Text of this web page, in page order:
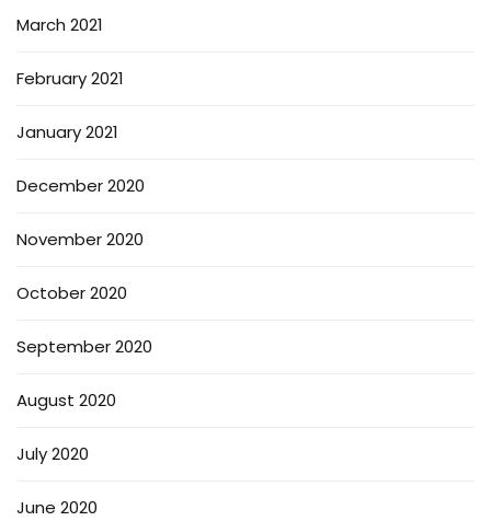
March 2021
February 2021
January 2021
December 2020
November 2020
October 2020
September 2020
August 2020
July 2020
June 2020